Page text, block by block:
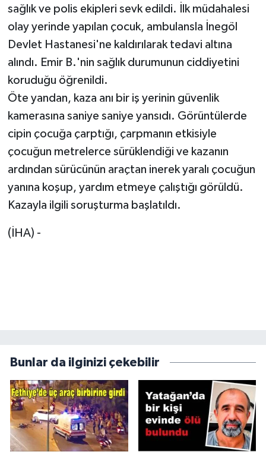
sağlık ve polis ekipleri sevk edildi. İlk müdahalesi
olay yerinde yapılan çocuk, ambulansla İnegöl
Devlet Hastanesi'ne kaldırılarak tedavi altına
alındı. Emir B.'nin sağlık durumunun ciddiyetini
koruduğu öğrenildi.
Öte yandan, kaza anı bir iş yerinin güvenlik
kamerasına saniye saniye yansıdı. Görüntülerde
cipin çocuğa çarptığı, çarpmanın etkisiyle
çocuğun metrelerce sürüklendiği ve kazanın
ardından sürücünün araçtan inerek yaralı çocuğun
yanına koşup, yardım etmeye çalıştığı görüldü.
Kazayla ilgili soruşturma başlatıldı.
(İHA) -
Bunlar da ilginizi çekebilir